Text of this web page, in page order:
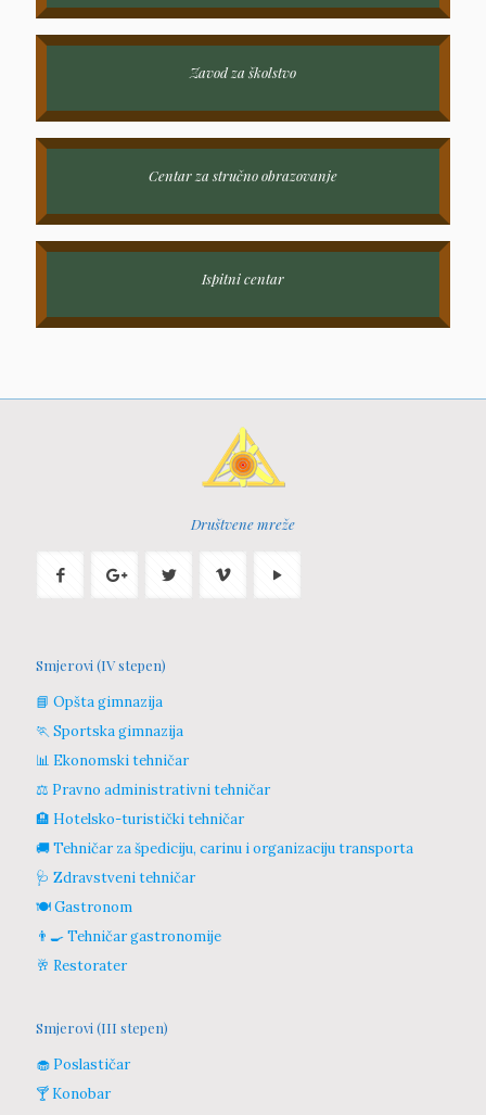
Zavod za školstvo
Centar za stručno obrazovanje
Ispitni centar
Društvene mreže
Smjerovi (IV stepen)
📘 Opšta gimnazija
🏃 Sportska gimnazija
📊 Ekonomski tehničar
⚖️ Pravno administrativni tehničar
🏨 Hotelsko-turistički tehničar
🚚 Tehničar za špediciju, carinu i organizaciju transporta
🩺 Zdravstveni tehničar
🍽️ Gastronom
👨‍🍳 Tehničar gastronomije
🥂 Restorater
Smjerovi (III stepen)
🧁 Poslastičar
🍸 Konobar